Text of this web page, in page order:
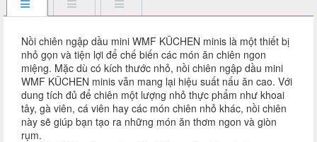
Nồi chiên ngập dầu mini WMF KÜCHEN minis là một thiết bị
nhỏ gọn và tiện lợi để chế biến các món ăn chiên ngon
miệng. Mặc dù có kích thước nhỏ, nồi chiên ngập dầu mini
WMF KÜCHEN minis vẫn mang lại hiệu suất nấu ăn cao. Với
dung tích đủ để chiên một lượng nhỏ thực phẩm như khoai
tây, gà viên, cá viên hay các món chiên nhỏ khác, nồi chiên
này sẽ giúp bạn tạo ra những món ăn thơm ngon và giòn
rụm.